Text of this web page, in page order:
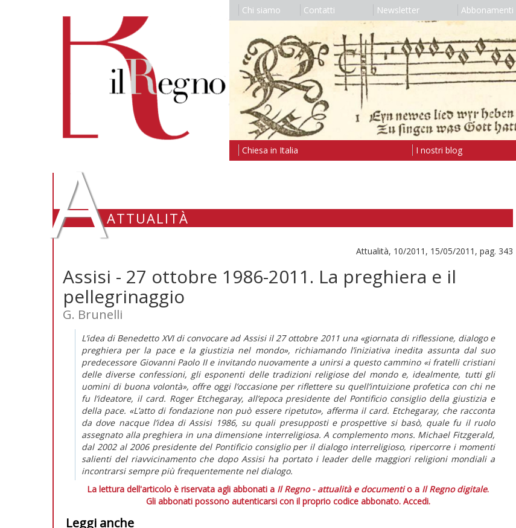
Chi siamo Contatti Newsletter Abbonamenti
Chiesa in Italia I nostri blog
AATTUALITÀ
Attualità, 10/2011, 15/05/2011, pag. 343
Assisi - 27 ottobre 1986-2011. La preghiera e il
pellegrinaggio
G. Brunelli
L’idea di Benedetto XVI di convocare ad Assisi il 27 ottobre 2011 una «giornata di riflessione, dialogo e
preghiera per la pace e la giustizia nel mondo», richiamando l’iniziativa inedita assunta dal suo
predecessore Giovanni Paolo II e invitando nuovamente a unirsi a questo cammino «i fratelli cristiani
delle diverse confessioni, gli esponenti delle tradizioni religiose del mondo e, idealmente, tutti gli
uomini di buona volontà», offre oggi l’occasione per riflettere su quell’intuizione profetica con chi ne
fu l’ideatore, il card. Roger Etchegaray, all’epoca presidente del Pontificio consiglio della giustizia e
della pace. «L’atto di fondazione non può essere ripetuto», afferma il card. Etchegaray, che racconta
da dove nacque l’idea di Assisi 1986, su quali presupposti e prospettive si basò, quale fu il ruolo
assegnato alla preghiera in una dimensione interreligiosa. A complemento mons. Michael Fitzgerald,
dal 2002 al 2006 presidente del Pontificio consiglio per il dialogo interreligioso, ripercorre i momenti
salienti del riavvicinamento che dopo Assisi ha portato i leader delle maggiori religioni mondiali a
incontrarsi sempre più frequentemente nel dialogo.
La lettura dell'articolo è riservata agli abbonati a Il Regno - attualità e documentio a Il Regno digitale.
Gli abbonati possono autenticarsi con il proprio codice abbonato. Accedi.
Leggi anche